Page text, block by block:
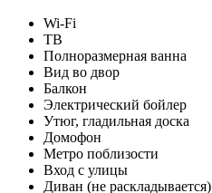
Wi-Fi
ТВ
Полноразмерная ванна
Вид во двор
Балкон
Электрический бойлер
Утюг, гладильная доска
Домофон
Метро поблизости
Вход с улицы
Диван (не раскладывается)